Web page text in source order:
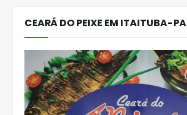
CEARÁ DO PEIXE EM ITAITUBA-PA